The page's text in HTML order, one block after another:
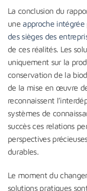
La conclusion du
une approche
des sièges des
de ces réalités. Les
uniquement sur la
conservation de la
de la mise en œuvre
reconnaissent
systèmes de
succès ces relations
perspectives
durables.
Le moment du
solutions pratiques